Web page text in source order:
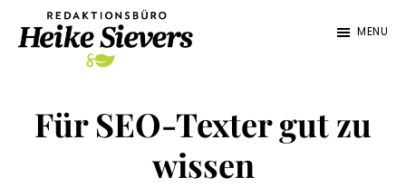
Inhalt
Fußzeile
Sievers
für
die
Lebensmittelbranche,
MENU
Für SEO-Texter gut zu
wissen